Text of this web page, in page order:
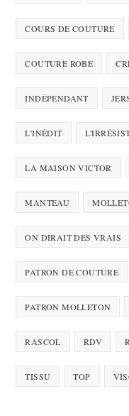
COURS DE COUTURE
COUTURE ROBE
INDÉPENDANT
L'INÉDIT
LA MAISON VICTOR
MANTEAU
ON DIRAIT DES VRAIS
PATRON DE COUTURE
PATRON MOLLETON
RASCOL RDV
TISSU TOP